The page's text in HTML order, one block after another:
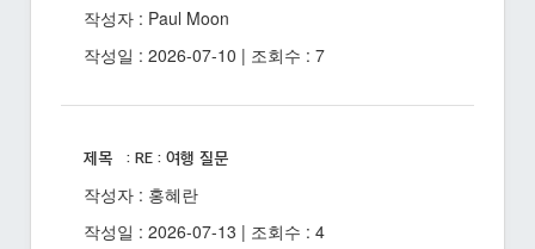
작성자 : Paul Moon
작성일 : 2026-07-10 | 조회수 : 7
제목 : RE : 여행 질문
작성자 : 홍혜란
작성일 : 2026-07-13 | 조회수 : 4